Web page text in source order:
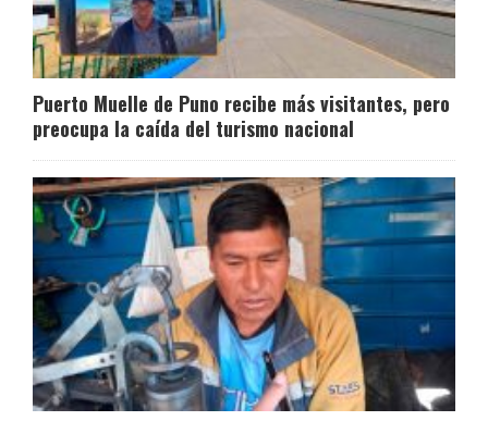
Puerto Muelle de Puno recibe más visitantes, pero
preocupa la caída del turismo nacional